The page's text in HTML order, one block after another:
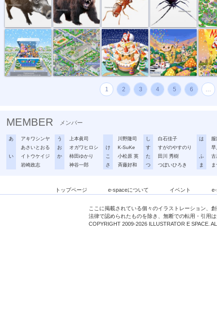
トイザラスポ... マンション・... サンタとクリ... 音楽会のパレ... メリ
1 2 3 4 5 6 …
MEMBER メンバー
あ
アキワシンヤ
あさいとおる
い
イトウケイジ
岩崎政志
う
上本眞司
お
オガワヒロシ
か
柿田ゆかり
神谷一郎
川野隆司
け
K-SuKe
こ
小松原 英
さ
斉藤好和
し
白石佳子
す
すがのやすのり
た
田川 秀樹
つ
つぼいひろき
は
早
ふ
古
ま
トップページ e-spaceについて イベント
ここに掲載されている個々のイラストレーション、
法律で認められたものを除き、無断での転用・引用
COPYRIGHT 2009-2026 ILLUSTRATOR E SPACE.